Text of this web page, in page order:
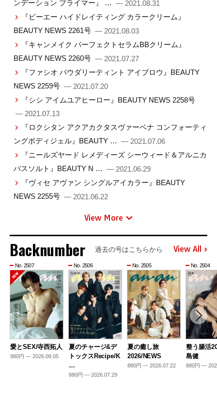
ンデーション プライマー』 … — 2021.08.31
『ビーエー ハイドレイティング カラークリーム』
BEAUTY NEWS 2261号 — 2021.08.03
『キャンメイク パーフェクトセラムBBクリーム』
BEAUTY NEWS 2260号 — 2021.07.27
『ファシオ パウダリーティント アイブロウ』BEAUTY
NEWS 2259号 — 2021.07.20
『シシ アイムユアヒーロー』BEAUTY NEWS 2258号
— 2021.07.13
『ロクシタン アクアカクタスヴァーベナ コンフォーティ
ングボディジェル』BEAUTY … — 2021.07.06
『ニールズヤード レメディーズ シーウィード＆アルニカ
バスソルト』BEAUTY N … — 2021.06.29
『ヴィセ アヴァン シングルアイカラー』BEAUTY
NEWS 2255号 — 2021.06.22
View More
Backnumber 過去の号はこちらから View All
No. 2507
愛とSEX/寺西拓人
980円 — 2026.08.05
No. 2506
夏のチャージ&デ
トックスRecipe/K
…
880円 — 2026.07.29
No. 2505
夏の癒し旅
2026/NEWS
880円 — 2026.07.22
No. 2504
整う腸活
島健
880円 —